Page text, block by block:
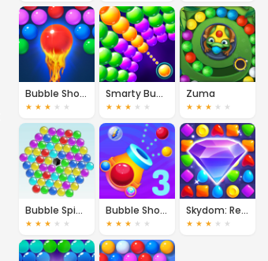
Bubble Shooter FREE
★ ★ ★ ★ ★
Smarty Bubbles 2
★ ★ ★ ★ ★
Zuma
★ ★ ★ ★ ★
Bubble Spinner
★ ★ ★ ★ ★
Bubble Shooter 3
★ ★ ★ ★ ★
Skydom: Reforged
★ ★ ★ ★ ★